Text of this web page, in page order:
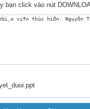
bạn click vào nút
viªn thùc hiÖn: NguyÔn